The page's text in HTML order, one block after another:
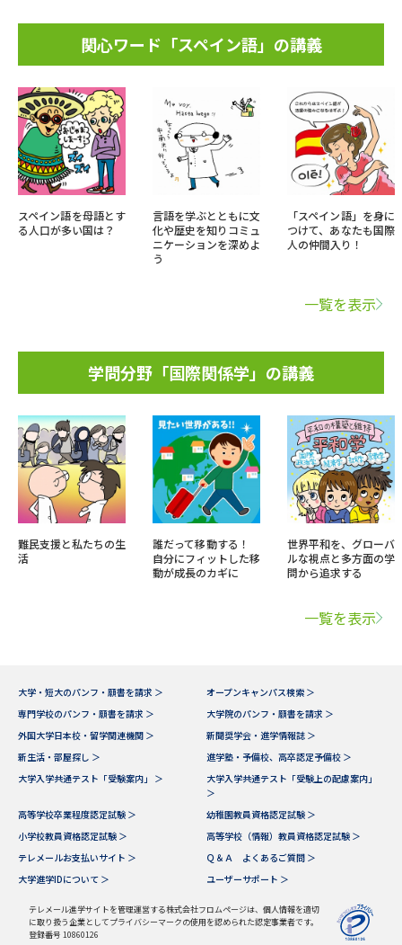
関心ワード「スペイン語」の講義
スペイン語を母語とす
る人口が多い国は？
言語を学ぶとともに文
化や歴史を知りコミュ
ニケーションを深めよ
う
「スペイン語」を身に
つけて、あなたも国際
人の仲間入り！
一覧を表示
学問分野「国際関係学」の講義
難民支援と私たちの生
活
誰だって移動する！
自分にフィットした移
動が成長のカギに
世界平和を、グローバ
ルな視点と多方面の学
問から追求する
一覧を表示
大学・短大のパンフ・願書を請求 ＞
オープンキャンパス検索 ＞
専門学校のパンフ・願書を請求 ＞
大学院のパンフ・願書を請求 ＞
外国大学日本校・留学関連機関 ＞
新聞奨学会・進学情報誌 ＞
新生活・部屋探し ＞
進学塾・予備校、高卒認定予備校 ＞
大学入学共通テスト「受験案内」 ＞
大学入学共通テスト「受験上の配慮案内」
＞
高等学校卒業程度認定試験 ＞
幼稚園教員資格認定試験 ＞
小学校教員資格認定試験 ＞
高等学校（情報）教員資格認定試験 ＞
テレメールお支払いサイト ＞
Ｑ＆Ａ よくあるご質問 ＞
大学進学IDについて ＞
ユーザーサポート ＞
テレメール進学サイトを管理運営する株式会社フロムページは、個人情報を適切
に取り扱う企業としてプライバシーマークの使用を認められた認定事業者です。
登録番号 10860126